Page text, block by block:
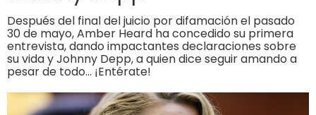
Después del final del juicio por difamación el pasado
30 de mayo, Amber Heard ha concedido su primera
entrevista, dando impactantes declaraciones sobre
su vida y Johnny Depp, a quien dice seguir amando a
pesar de todo… ¡Entérate!